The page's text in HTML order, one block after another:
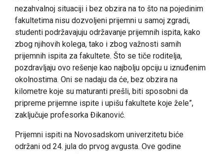
nezahvalnoj situaciji i bez obzira na to što na pojedinim
fakultetima nisu dozvoljeni prijemni u samoj zgradi,
studenti podržavajuju održavanje prijemnih ispita, kako
zbog njihovih kolega, tako i zbog važnosti samih
prijemnih ispita za fakultete. Što se tiče roditelja,
pozdravljaju ovo rešenje kao najbolju opciju u iznuđenim
okolnostima. Oni se nadaju da će, bez obzira na
kilometre koje su maturanti prešli, biti sposobni da
pripreme prijemne ispite i upišu fakultete koje žele”,
zaključuje profesorka Đikanović.
Prijemni ispiti na Novosadskom univerzitetu biće
održani od 24. jula do prvog avgusta. Ove godine